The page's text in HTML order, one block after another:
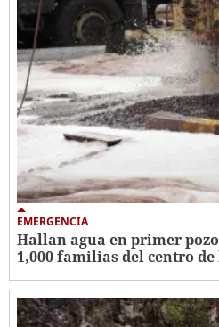
EMERGENCIA
Hallan agua en primer
1,000 familias del centro